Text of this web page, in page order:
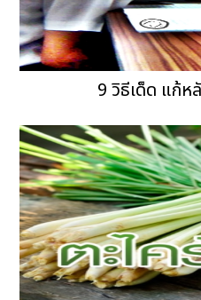
9 วิธีเด็ด แก้ห